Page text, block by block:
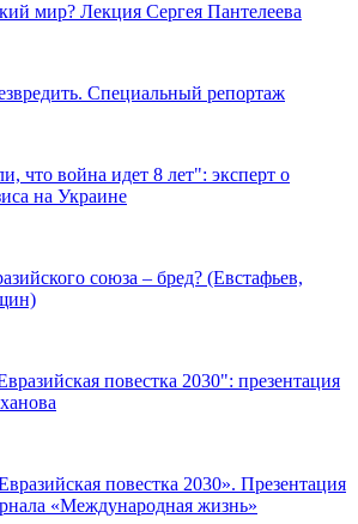
мир? Лекция Сергея Пантелеева
Специальный репортаж
что война идет 8 лет": эксперт о
на Украине
союза – бред? (Евстафьев,
повестка 2030": презентация
повестка 2030». Презентация
«Международная жизнь»